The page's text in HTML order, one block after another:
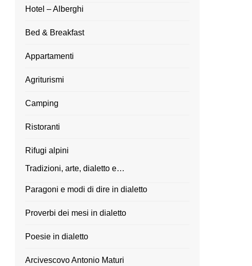
Hotel – Alberghi
Bed & Breakfast
Appartamenti
Agriturismi
Camping
Ristoranti
Rifugi alpini
Tradizioni, arte, dialetto e…
Paragoni e modi di dire in dialetto
Proverbi dei mesi in dialetto
Poesie in dialetto
Arcivescovo Antonio Maturi